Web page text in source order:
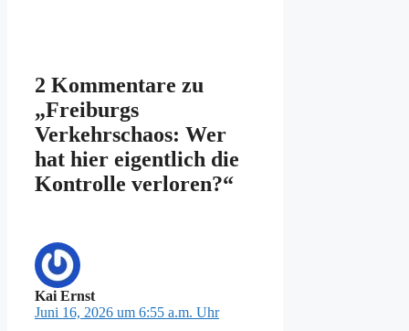
2 Kommentare zu
„Freiburgs
Verkehrschaos: Wer
hat hier eigentlich die
Kontrolle verloren?“
Kai Ernst
Juni 16, 2026 um 6:55 a.m. Uhr